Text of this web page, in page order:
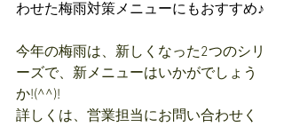
わせた梅雨対策メニューにもおすすめ♪
今年の梅雨は、新しくなった2つのシリ
ーズで、新メニューはいかがでしょう
か!(^^)!
詳しくは、営業担当にお問い合わせく